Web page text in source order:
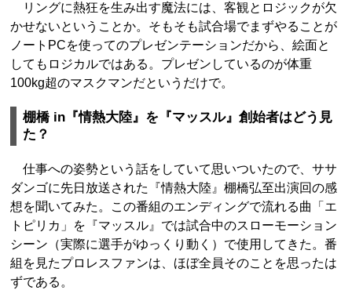
リングに熱狂を生み出す魔法には、客観とロジックが欠
かせないということか。そもそも試合場でまずやることが
ノートPCを使ってのプレゼンテーションだから、絵面と
してもロジカルではある。プレゼンしているのが体重
100kg超のマスクマンだというだけで。
棚橋 in『情熱大陸』を『マッスル』創始者はどう見
た？
仕事への姿勢という話をしていて思いついたので、ササ
ダンゴに先日放送された『情熱大陸』棚橋弘至出演回の感
想を聞いてみた。この番組のエンディングで流れる曲「エ
トピリカ」を『マッスル』では試合中のスローモーション
シーン（実際に選手がゆっくり動く）で使用してきた。番
組を見たプロレスファンは、ほぼ全員そのことを思ったは
ずである。